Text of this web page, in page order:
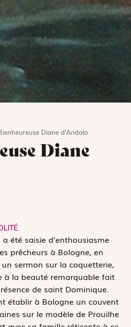
Diane d’Andalo
Diane
été saisie d’enthousiasme
prêcheurs à Bologne, en
sermon sur la coquetterie,
à la beauté remarquable fait
de saint Dominique.
établir à Bologne un couvent
sur le modèle de Prouilhe